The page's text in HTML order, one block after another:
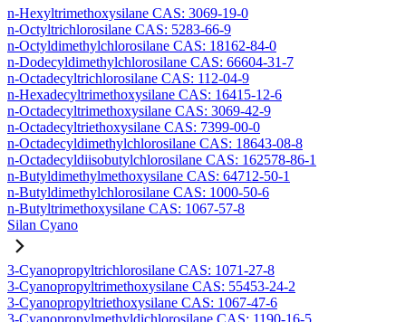
n-Hexyltrimethoxysilane CAS: 3069-19-0
n-Octyltrichlorosilane CAS: 5283-66-9
n-Octyldimethylchlorosilane CAS: 18162-84-0
n-Dodecyldimethylchlorosilane CAS: 66604-31-7
n-Octadecyltrichlorosilane CAS: 112-04-9
n-Hexadecyltrimethoxysilane CAS: 16415-12-6
n-Octadecyltrimethoxysilane CAS: 3069-42-9
n-Octadecyltriethoxysilane CAS: 7399-00-0
n-Octadecyldimethylchlorosilane CAS: 18643-08-8
n-Octadecyldiisobutylchlorosilane CAS: 162578-86-1
n-Butyldimethylmethoxysilane CAS: 64712-50-1
n-Butyldimethylchlorosilane CAS: 1000-50-6
n-Butyltrimethoxysilane CAS: 1067-57-8
Silan Cyano
3-Cyanopropyltrichlorosilane CAS: 1071-27-8
3-Cyanopropyltrimethoxysilane CAS: 55453-24-2
3-Cyanopropyltriethoxysilane CAS: 1067-47-6
3-Cyanopropylmethyldichlorosilane CAS: 1190-16-5